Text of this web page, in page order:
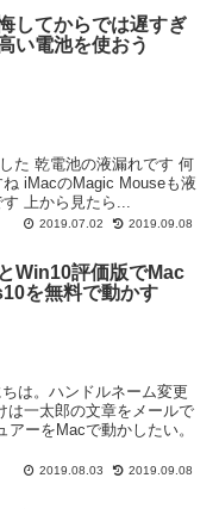
してからでは遅すぎ
い電池を使おう
た 乾電池の液漏れです 何
iMacのMagic Mouseも液
上から見たら...
2019.07.02 2019.09.08
Win10評価版でMac
を無料で動かす
は。ハンドルネーム変更
は一太郎の文章をメールで
ーをMacで動かしたい。
2019.08.03 2019.09.08